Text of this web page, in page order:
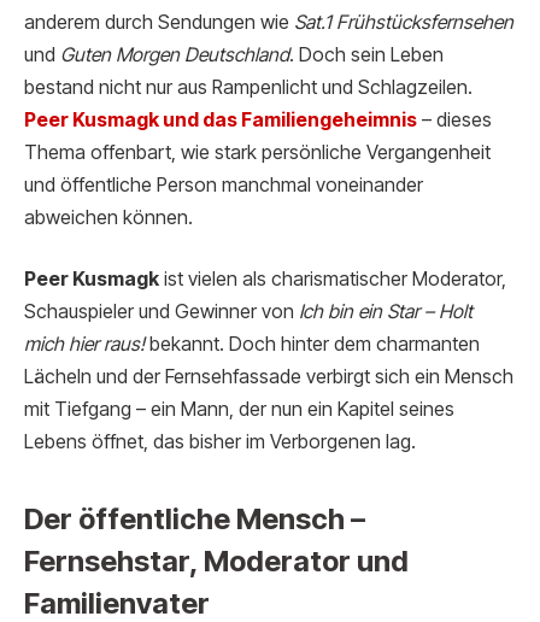
anderem durch Sendungen wie Sat.1 Frühstücksfernsehen
und Guten Morgen Deutschland. Doch sein Leben
bestand nicht nur aus Rampenlicht und Schlagzeilen.
Peer Kusmagk und das Familiengeheimnis – dieses
Thema offenbart, wie stark persönliche Vergangenheit
und öffentliche Person manchmal voneinander
abweichen können.
Peer Kusmagk ist vielen als charismatischer Moderator,
Schauspieler und Gewinner von Ich bin ein Star – Holt
mich hier raus!bekannt. Doch hinter dem charmanten
Lächeln und der Fernsehfassade verbirgt sich ein Mensch
mit Tiefgang – ein Mann, der nun ein Kapitel seines
Lebens öffnet, das bisher im Verborgenen lag.
Der öffentliche Mensch –
Fernsehstar, Moderator und
Familienvater